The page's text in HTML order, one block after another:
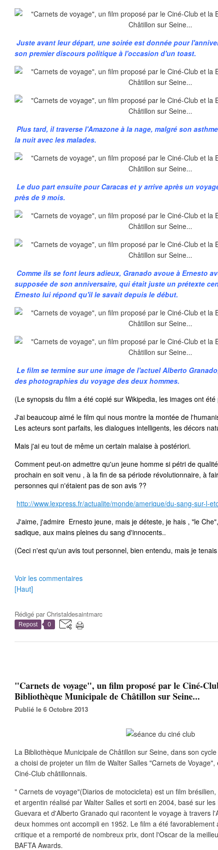
Juste avant leur départ, une soirée est donnée pour
son premier discours politique à l'occasion d'un toast.
Plus tard, il traverse l'Amazone à la nage, malgré son
la nuit avec les malades.
Le duo part ensuite pour Caracas et y arrive après un
près de 9 mois.
Comme ils se font leurs adieux, Granado avoue à Ernesto
supposée de son anniversaire, qui était juste un prétexte
Ernesto lui répond qu'il le savait depuis le début.
Le film se termine sur une image de l'actuel Alberto
des photographies du voyage des deux hommes.
(Le synopsis du film a été copié sur Wikipedia, les images ont
J'ai beaucoup aimé le film qui nous montre la montée de
Les acteurs sont parfaits, les dialogues intelligents, les décors
Mais j'ai eu tout de même un certain malaise à postériori.
Comment peut-on admettre qu'un jeune homme si pétri de
prochain en soit venu , à la fin de sa période révolutionnaire, à
personnes qui n'étaient pas de son avis ??
http://www.lexpress.fr/actualite/monde/amerique/du-sang-sur-l-
J'aime, j'admire Ernesto jeune, mais je déteste, je hais , "le
sadique, aux mains pleines du sang d'innocents..
(Ceci n'est qu'un avis tout personnel, bien entendu, mais je
Voir les commentaires
[Haut]
Rédigé parChristaldesaintmarc
Repost 0
"Carnets de voyage", un film proposé par le Ciné-
Bibliothèque Municipale de Châtillon sur Seine...
Publié le 6 Octobre 2013
La Bibliothèque Municipale de Châtillon sur Seine, dans son
a choisi de projeter un film de Walter Salles "Carnets de
Ciné-Club châtillonnais.
" Carnets de voyage"(Diarios de motocicleta) est un film
et argentin réalisé par Walter Salles et sorti en 2004, basé sur
Guevara et d'Alberto Granado qui racontent le voyage à travers
deux hommes ont accompli en 1952. Le film a été favorablement
critique et a remporté de nombreux prix, dont l'Oscar de la
BAFTA Awards.